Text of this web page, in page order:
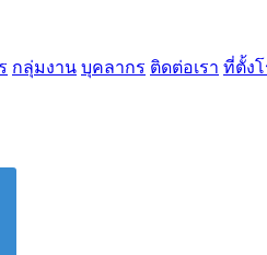
กลุ่มงาน บุคลากร ติดต่อเรา ที่ตั้งโ